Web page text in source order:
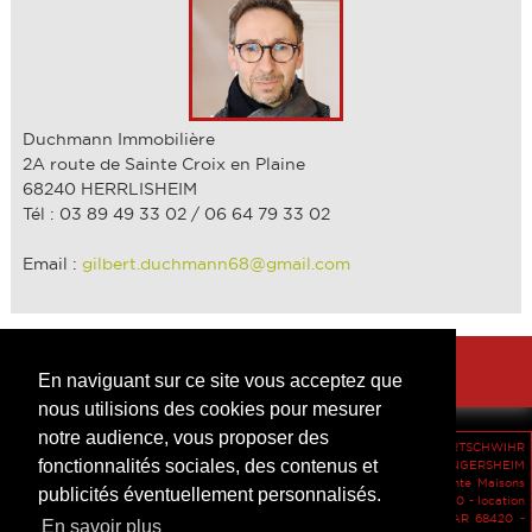
En naviguant sur ce site vous acceptez que
nous utilisions des cookies pour mesurer
notre audience, vous proposer des
fonctionnalités sociales, des contenus et
publicités éventuellement personnalisés.
En savoir plus
Duchmann Immobilière
2A route de Sainte Croix en Plaine
68240 HERRLISHEIM
Tél : 03 89 49 33 02 / 06 64 79 33 02
Email : gilbert.duchmann68@gmail.com
location Appartements HORBOURG-WIHR 68180 -
vente Maisons FORTSCHWIHR
68320 -vente Maisons SOULTZEREN 68140 -vente Appartements INGERSHEIM
vente Appartements HERRLISHEIM-PRES-COLMAR 68420 -
vente Maisons
PFAFFENHEIM 68250 -vente Maisons HERRLISHEIM-PRES-COLMAR 68420 - location
Maisons COLMAR 68000 -
location Maisons HERRLISHEIM-PRES-COLMAR 68420 -